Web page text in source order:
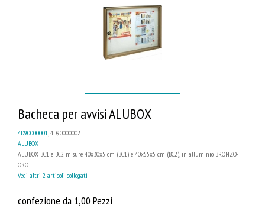
Bacheca per avvisi ALUBOX
4D90000001, 4D90000002
ALUBOX
ALUBOX BC1 e BC2 misure 40x30x5 cm (BC1) e 40x55x5 cm (BC2), in alluminio BRONZO-
ORO
Vedi altri 2 articoli collegati
confezione da 1,00 Pezzi